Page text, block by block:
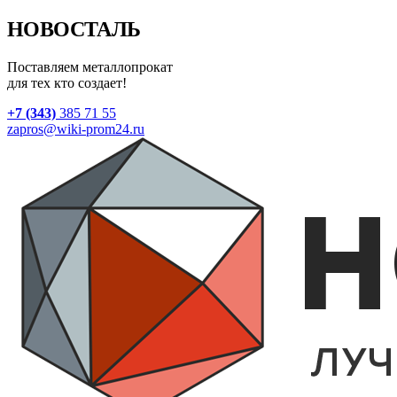
НОВОСТАЛЬ
Поставляем металлопрокат
для тех кто создает!
+7 (343) 385 71 55
zapros@wiki-prom24.ru